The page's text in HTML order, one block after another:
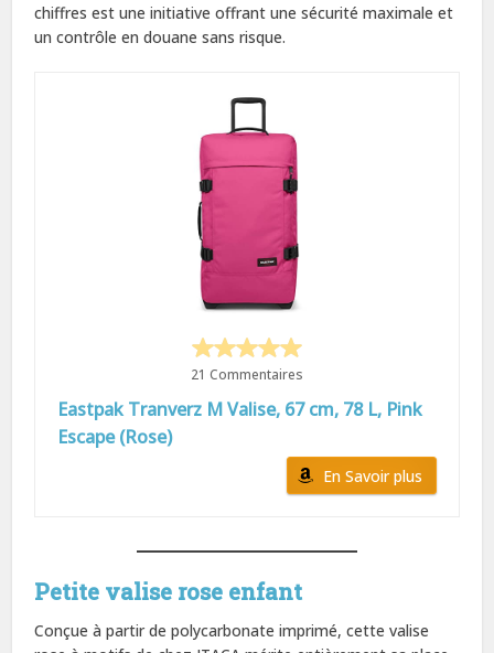
chiffres est une initiative offrant une sécurité maximale et
un contrôle en douane sans risque.
21 Commentaires
Eastpak Tranverz M Valise, 67 cm, 78 L, Pink
Escape (Rose)
En Savoir plus
Petite valise rose enfant
Conçue à partir de polycarbonate imprimé, cette valise